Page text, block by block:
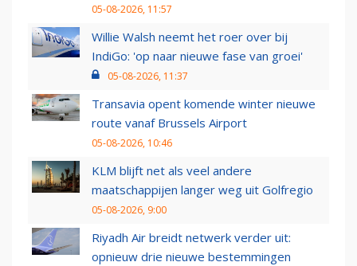
05-08-2026, 11:57
Willie Walsh neemt het roer over bij
IndiGo: 'op naar nieuwe fase van groei'
05-08-2026, 11:37
Transavia opent komende winter nieuwe
route vanaf Brussels Airport
05-08-2026, 10:46
KLM blijft net als veel andere
maatschappijen langer weg uit Golfregio
05-08-2026, 9:00
Riyadh Air breidt netwerk verder uit:
opnieuw drie nieuwe bestemmingen